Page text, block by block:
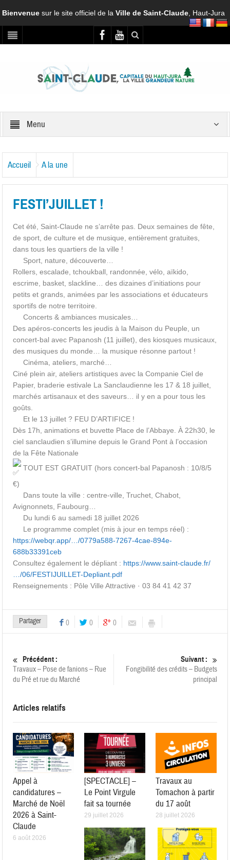
Bienvenuesur le site officiel de laVille de Saint-Claude , Haut-Jura
Menu
Accueil A la une
FESTI’JUILLET !
Cet été, Saint-Claude ne s’arrête pas. Deux semaines de fête,
de sport, de culture et de musique, entièrement gratuites,
dans tous les quartiers de la ville !
Sport, nature, découverte…
Rollers, escalade, tchoukball, randonnée, vélo, aïkido,
escrime, basket, slackline… des dizaines d’initiations pour
petits et grands, animées par les associations et éducateurs
sportifs de notre territoire.
Concerts & ambiances musicales…
Des apéros-concerts les jeudis à la Maison du Peuple, un
concert-bal avec Papanosh (11 juillet), des kiosques musicaux,
des musiques du monde… la musique résonne partout !
Cinéma, ateliers, marché…
Ciné plein air, ateliers artistiques avec la Companie Ciel de
Papier, braderie estivale La Sanclaudienne les 17 & 18 juillet,
marchés artisanaux et des saveurs… il y en a pour tous les
goûts.
Et le 13 juillet ? FEU D’ARTIFICE !
Dès 17h, animations et buvette Place de l’Abbaye. À 22h30, le
ciel sanclaudien s’illumine depuis le Grand Pont à l’occasion
de la Fête Nationale
TOUT EST GRATUIT (hors concert-bal Papanosh : 10/8/5
€)
Dans toute la ville : centre-ville, Truchet, Chabot,
Avignonnets, Faubourg…
Du lundi 6 au samedi 18 juillet 2026
Le programme complet (mis à jour en temps réel) :
https://webqr.app/…/0779a588-7267-4cae-894e-
688b33391ceb
Consultez également le dépliant : https://www.saint-claude.fr/
…/06/FESTIJUILLET-Depliant.pdf
Renseignements : Pôle Ville Attractive · 03 84 41 42 37
Partager 0 0 0
Précédent :
Travaux – Pose de fanions – Rue
du Pré et rue du Marché
Suivant :
Fongibilité des crédits – Budgets
principal
Articles relatifs
Appel à
candidatures –
Marché de Noël
2026 à Saint-
Claude
6 août 2026
[SPECTACLE] –
Le Point Virgule
fait sa tournée
29 juillet 2026
Travaux au
Tomachon à partir
du 17 août
28 juillet 2026